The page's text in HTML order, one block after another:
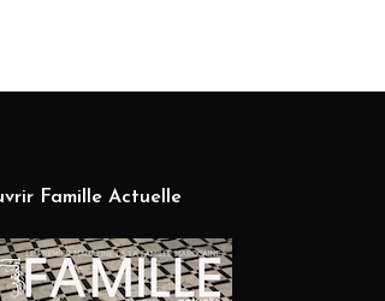
Famille Actuelle